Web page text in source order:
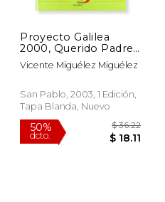
Proyecto Galilea
2000, Querido Padre
Dios, Despertar
Religioso, Educación
Actividades
Vicente Miguélez Miguélez
San Pablo, 2003, 1 Edición,
Tapa Blanda, Nuevo